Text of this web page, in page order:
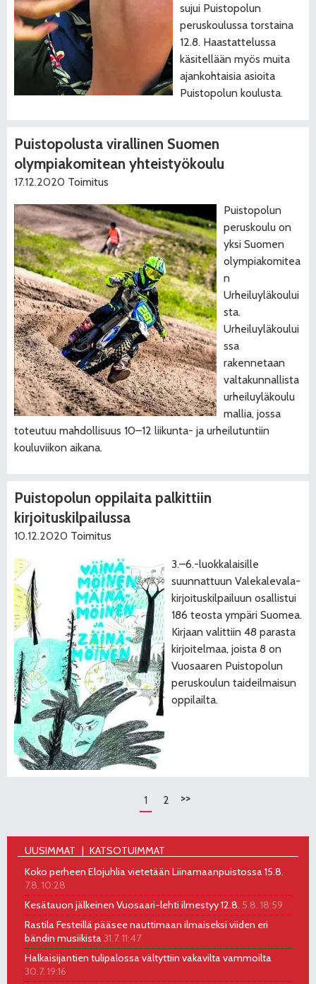
sujui Puistopolun
peruskoulussa torstaina
12.8. Haastattelussa
käsitellään myös muita
ajankohtaisia asioita
Puistopolun koulusta.
Puistopolusta virallinen Suomen
olympiakomitean yhteistyökoulu
17.12.2020 Toimitus
Puistopolun
peruskoulu on
yksi Suomen
olympiakomitea
n
Urheiluyläkoului
sta.
Urheiluyläkoului
ssa
rakennetaan
valtakunnallista
urheiluyläkoulu
mallia, jossa
toteutuu mahdollisuus 10–12 liikunta- ja urheilutuntiin
kouluviikon aikana.
Puistopolun oppilaita palkittiin
kirjoituskilpailussa
10.12.2020 Toimitus
3.–6.-luokkalaisille
suunnattuun Valekalevala-
kirjoituskilpailuun osallistui
186 teosta ympäri Suomea.
Kirjaan valittiin 48 parasta
kirjoitelmaa, joista 8 on
Vuosaaren Puistopolun
peruskoulun taideilmaisun
oppilailta.
1 2 >>
UUSIMMAT
KATSOTUIMMAT
Koko perheen Elojuhlia vietetään Liinamaanpuistossa 15.8.
7.8. 10:28
Kesätauon jälkeinen Vuosaari-lehti ilmestyy 12.8. 5.8. 18:59
Rastila Festeillä pääsee nauttimaan ilmaiseksi viiden eri
bändin musiikista31.7. 11:47
Halkaisijantien tulipalossa vältyttiin vakavilta vammoilta
30.7. 19:16